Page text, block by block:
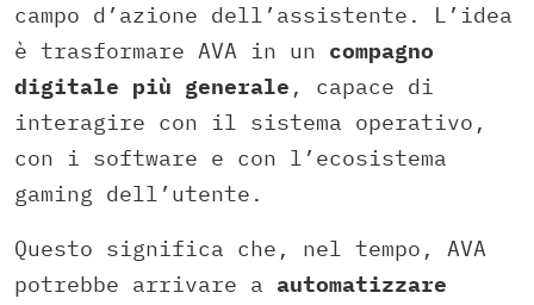
campo d’azione dell’assistente. L’idea
è trasformare AVA in un compagno
digitale più generale , capace di
interagire con il sistema operativo,
con i software e con l’ecosistema
gaming dell’utente.
Questo significa che, nel tempo, AVA
potrebbe arrivare a automatizzare